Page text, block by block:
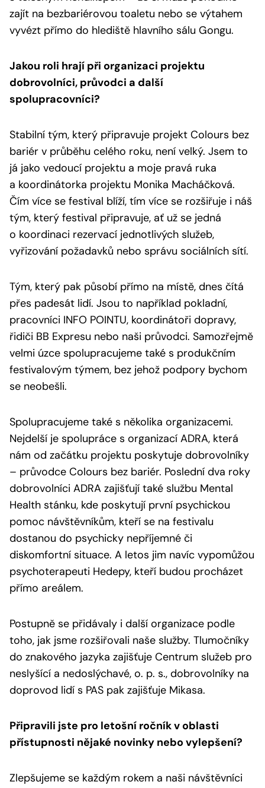
zajít na bezbariérovou toaletu nebo se výtahem
vyvézt přímo do hlediště hlavního sálu Gongu.
Jakou roli hrají při organizaci projektu
dobrovolníci, průvodci a další
spolupracovníci?
Stabilní tým, který připravuje projekt Colours bez
bariér v průběhu celého roku, není velký. Jsem to
já jako vedoucí projektu a moje pravá ruka
a koordinátorka projektu Monika Macháčková.
Čím více se festival blíží, tím více se rozšiřuje i náš
tým, který festival připravuje, ať už se jedná
o koordinaci rezervací jednotlivých služeb,
vyřizování požadavků nebo správu sociálních sítí.
Tým, který pak působí přímo na místě, dnes čítá
přes padesát lidí. Jsou to například pokladní,
pracovníci INFO POINTU, koordinátoři dopravy,
řidiči BB Expresu nebo naši průvodci. Samozřejmě
velmi úzce spolupracujeme také s produkčním
festivalovým týmem, bez jehož podpory bychom
se neobešli.
Spolupracujeme také s několika organizacemi.
Nejdelší je spolupráce s organizací ADRA, která
nám od začátku projektu poskytuje dobrovolníky
– průvodce Colours bez bariér. Poslední dva roky
dobrovolníci ADRA zajišťují také službu Mental
Health stánku, kde poskytují první psychickou
pomoc návštěvníkům, kteří se na festivalu
dostanou do psychicky nepříjemné či
diskomfortní situace. A letos jim navíc vypomůžou
psychoterapeuti Hedepy, kteří budou procházet
přímo areálem.
Postupně se přidávaly i další organizace podle
toho, jak jsme rozšiřovali naše služby. Tlumočníky
do znakového jazyka zajišťuje Centrum služeb pro
neslyšící a nedoslýchavé, o. p. s., dobrovolníky na
doprovod lidí s PAS pak zajišťuje Mikasa.
Připravili jste pro letošní ročník v oblasti
přístupnosti nějaké novinky nebo vylepšení?
Zlepšujeme se každým rokem a naši návštěvníci